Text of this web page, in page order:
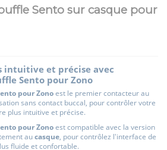
Sento sur casque pour
intuitive et précise avec
Sento pour Zono
pour Zonoest le premier contacteur au
sans contact buccal, pour contrôler votre
plus intuitive et précise.
pour Zonoest compatible avec la version
aucasque, pour contrôlez l'interface de
fluide et confortable.